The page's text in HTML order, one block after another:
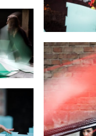
E.V.
GESCHICHTE
SELBSTVERSTÄNDNIS
UND KLIMASCHUTZ